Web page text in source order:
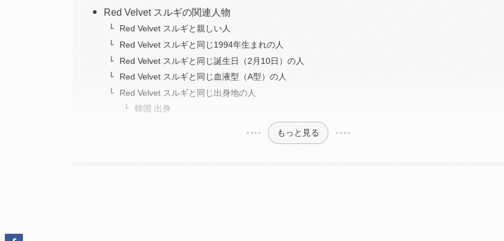
Red Velvet スルギの関連人物
Red Velvet スルギと親しい人
Red Velvet スルギと同じ1994年生まれの人
Red Velvet スルギと同じ誕生日（2月10日）の人
Red Velvet スルギと同じ血液型（A型）の人
Red Velvet スルギと同じ出身地の人
韓国 出身
もっと見る